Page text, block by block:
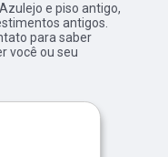
e piso antigo,
antigos.
para saber
você ou seu